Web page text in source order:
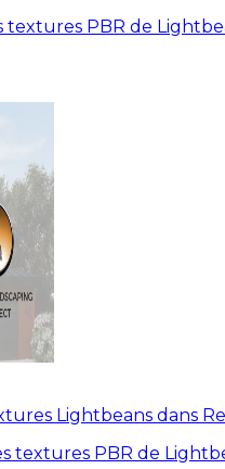
PBR de
Lightbeans dans
textures PBR de